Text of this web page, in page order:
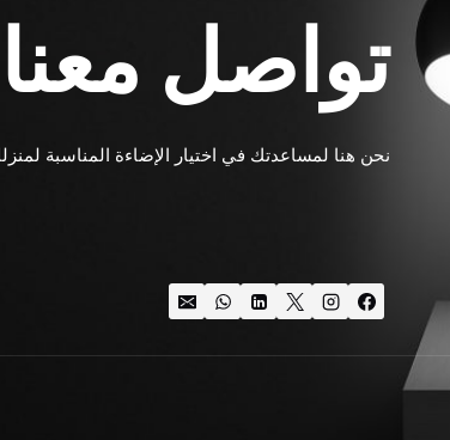
تواصل معنا
نحن هنا لمساعدتك في اختيار الإضاءة المناسبة